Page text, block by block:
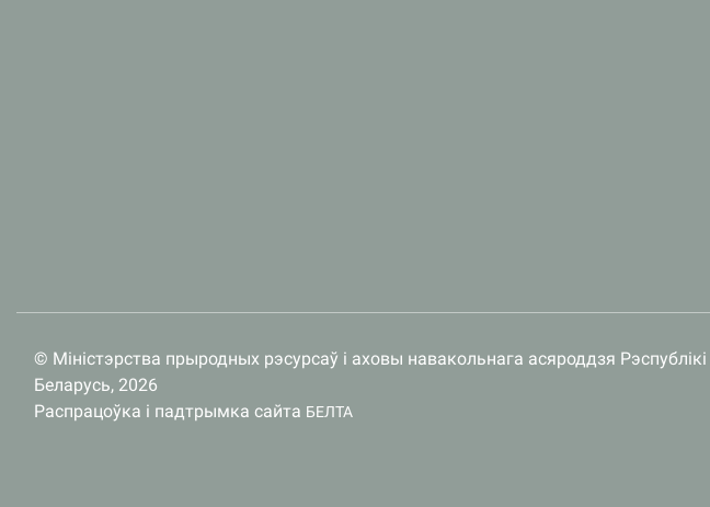
© Міністэрства прыродных рэсурсаў і аховы навакольнага асяроддзя Рэспублікі
Беларусь, 2026
Распрацоўка і падтрымка сайта БЕЛТА